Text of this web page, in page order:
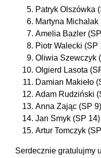
Patryk Olszówka
Martyna
Amelia Bazler
Piotr Walecki (SP
Oliwia Szewczyk
Olgierd Lasota
Damian Makieło
Adam Rudziński
Anna Zając (SP
Jan Smyk (SP
Artur Tomczyk
Serdecznie gratulujmy